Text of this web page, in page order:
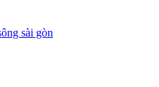
sài gòn